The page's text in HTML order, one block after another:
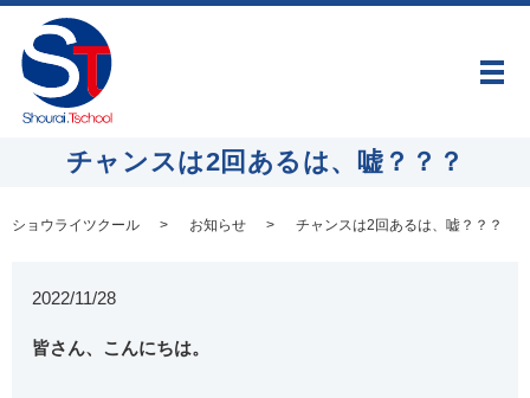
メ
チャンスは2回あるは、嘘？？？
ショウライツクール お知らせ チャンスは2回あるは、嘘？？？
2022/11/28
皆さん、こんにちは。